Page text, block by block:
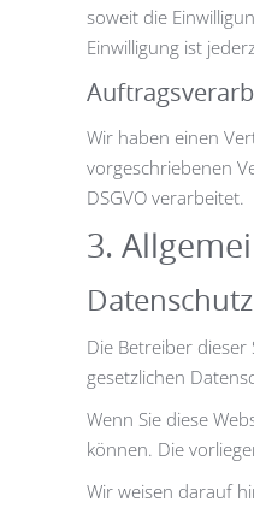
soweit die
Einwilligung ist
Wir haben einen
vorgeschriebenen
DSGVO verarbeitet.
3.
Datenschutz
Die Betreiber
gesetzlichen
Wenn Sie diese
können. Die
Wir weisen darauf